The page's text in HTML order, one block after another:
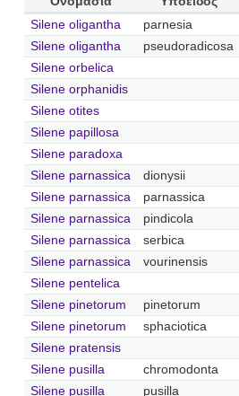
Silene oligantha
parnesia
Silene oligantha
pseudoradicosa
Silene orbelica
Silene orphanidis
Silene otites
Silene papillosa
Silene paradoxa
Silene parnassica
dionysii
Silene parnassica
parnassica
Silene parnassica
pindicola
Silene parnassica
serbica
Silene parnassica
vourinensis
Silene pentelica
Silene pinetorum
pinetorum
Silene pinetorum
sphaciotica
Silene pratensis
Silene pusilla
chromodonta
Silene pusilla
pusilla